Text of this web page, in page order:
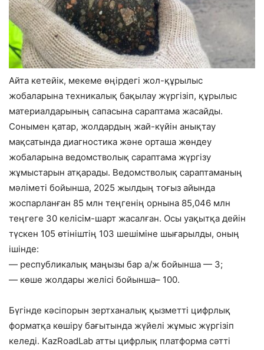
Айта кетейік, мекеме өңірдегі жол-құрылыс
жобаларына техникалық бақылау жүргізіп, құрылыс
материалдарының сапасына сараптама жасайды.
Сонымен қатар, жолдардың жай-күйін анықтау
мақсатында диагностика және орташа жөндеу
жобаларына ведомстволық сараптама жүргізу
жұмыстарын атқарады. Ведомстволық сараптаманың
мәліметі бойынша, 2025 жылдың тоғыз айында
жоспарланған 85 млн теңгенің орнына 85,046 млн
теңгеге 30 келісім-шарт жасалған. Осы уақытқа дейін
түскен 105 өтініштің 103 шешіміне шығарылды, оның
ішінде:
— республикалық маңызы бар а/ж бойынша — 3;
— көше жолдары желісі бойынша– 100.
Бүгінде кәсіпорын зертханалық қызметті цифрлық
форматқа көшіру бағытында жүйелі жұмыс жүргізіп
келеді. KazRoadLab атты цифрлық платформа сәтті